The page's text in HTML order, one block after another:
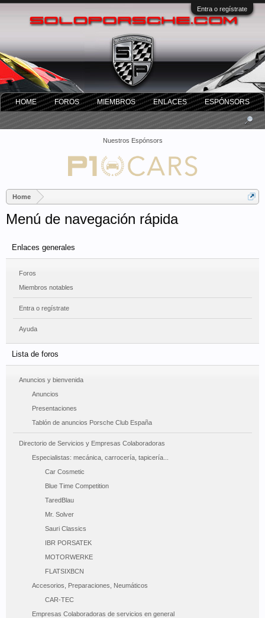
Entra o regístrate
Nuestros Espónsors
Home
Menú de navegación rápida
Enlaces generales
Foros
Miembros notables
Entra o regístrate
Ayuda
Lista de foros
Anuncios y bienvenida
Anuncios
Presentaciones
Tablón de anuncios Porsche Club España
Directorio de Servicios y Empresas Colaboradoras
Especialistas: mecánica, carrocería, tapicería...
Car Cosmetic
Blue Time Competition
TaredBlau
Mr. Solver
Sauri Classics
IBR PORSATEK
MOTORWERKE
FLATSIXBCN
Accesorios, Preparaciones, Neumáticos
CAR-TEC
Empresas Colaboradoras de servicios en general
HOME FOROS MIEMBROS ENLACES ESPÓNSORS